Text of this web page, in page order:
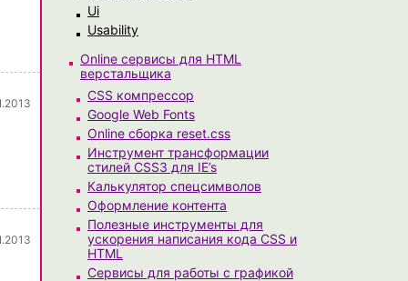
Ui
Usability
Online сервисы для HTML
верстальщика
CSS компрессор
Google Web Fonts
Online сборка reset.css
Инструмент трансформации
стилей CSS3 для IE’s
Калькулятор спецсимволов
Оформление контента
Полезные инструменты для
ускорения написания кода CSS и
HTML
Сервисы для работы с графикой